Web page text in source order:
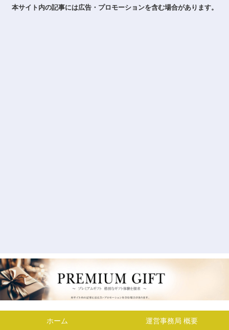
本サイト内の記事には広告・プロモーションを含む場合があります。
ホーム 運営事務局 概要